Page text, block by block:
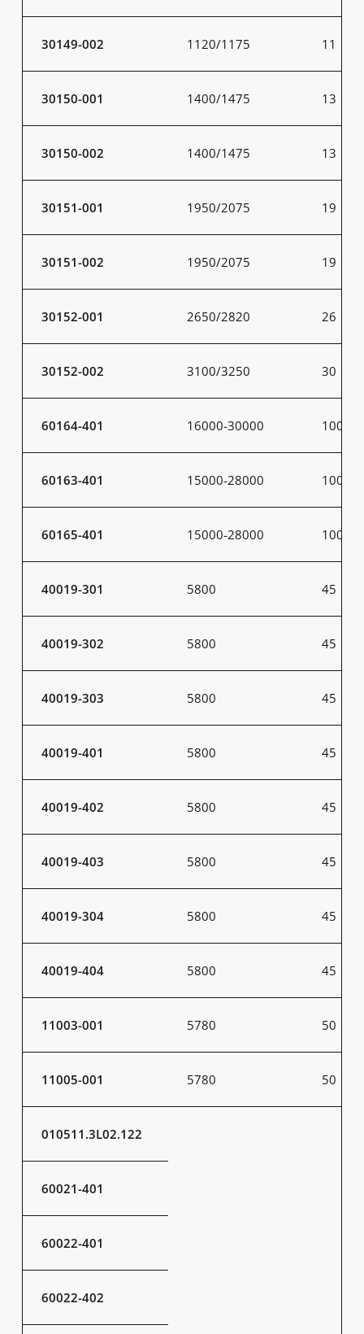
30149-002 1120/1175 11
30150-001 1400/1475 13
30150-002 1400/1475 13
30151-001 1950/2075 19
30151-002 1950/2075 19
30152-001 2650/2820 26
30152-002 3100/3250 30
60164-401 16000-30000 100-
60163-401 15000-28000 100-
60165-401 15000-28000 100-
40019-301 5800 45
40019-302 5800 45
40019-303 5800 45
40019-401 5800 45
40019-402 5800 45
40019-403 5800 45
40019-304 5800 45
40019-404 5800 45
11003-001 5780 50
11005-001 5780 50
010511.3L02.122
60021-401
60022-401
60022-402